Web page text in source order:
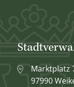
Marktplatz
97990